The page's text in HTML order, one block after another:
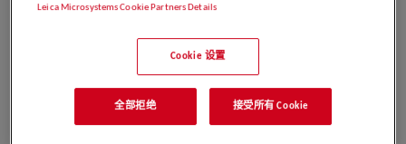
Leica Microsystems Cookie Partners Details
Cookie 设置
全部拒绝 接受所有 Cookie